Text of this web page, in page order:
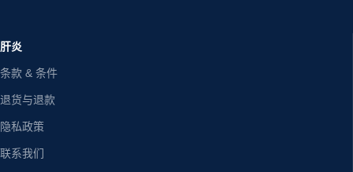
肝炎
条款 & 条件
退货与退款
隐私政策
联系我们